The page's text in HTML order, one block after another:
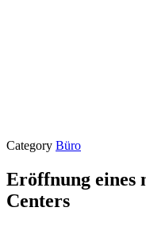
Category Büro
Eröffnung eines
Centers